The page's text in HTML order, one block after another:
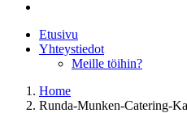
Etusivu
Yhteystiedot
Meille töihin?
Home
Runda-Munken-Catering-